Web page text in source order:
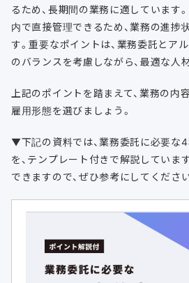
るため、長期間の業務に適しています
内で直接管理できるため、業務の進捗
す。重要なポイントは、業務委託とア
のバランスを考慮しながら、最適な人
上記のポイントを踏まえて、業務の内
雇用形態を選びましょう。
▼下記の資料では、業務委託に必要な
を、テンプレート付きで解説していま
できますので、ぜひ参考にしてください